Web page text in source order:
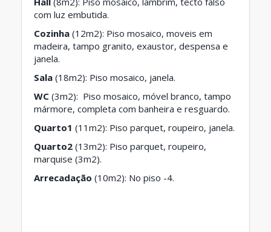
com luz embutida.
Cozinha (12m2): Piso mosaico, moveis em
madeira, tampo granito, exaustor, despensa e
janela.
Sala (18m2): Piso mosaico, janela.
WC (3m2): Piso mosaico, móvel branco, tampo
mármore, completa com banheira e resguardo.
Quarto1 (11m2): Piso parquet, roupeiro, janela.
Quarto2 (13m2): Piso parquet, roupeiro,
marquise (3m2).
Arrecadação (10m2): No piso -4.